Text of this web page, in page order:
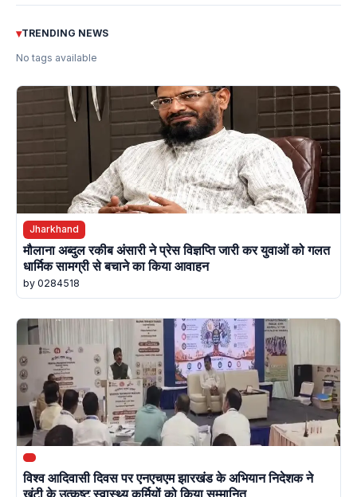
▾TRENDING NEWS
No tags available
Jharkhand
मौलाना अब्दुल रकीब अंसारी ने प्रेस विज्ञप्ति जारी कर युवाओं को गलत
धार्मिक सामग्री से बचाने का किया आवाहन
by 0284518
विश्व आदिवासी दिवस पर एनएचएम झारखंड के अभियान निदेशक ने
खूंटी के उत्कृष्ट स्वास्थ्य कर्मियों को किया सम्मानित